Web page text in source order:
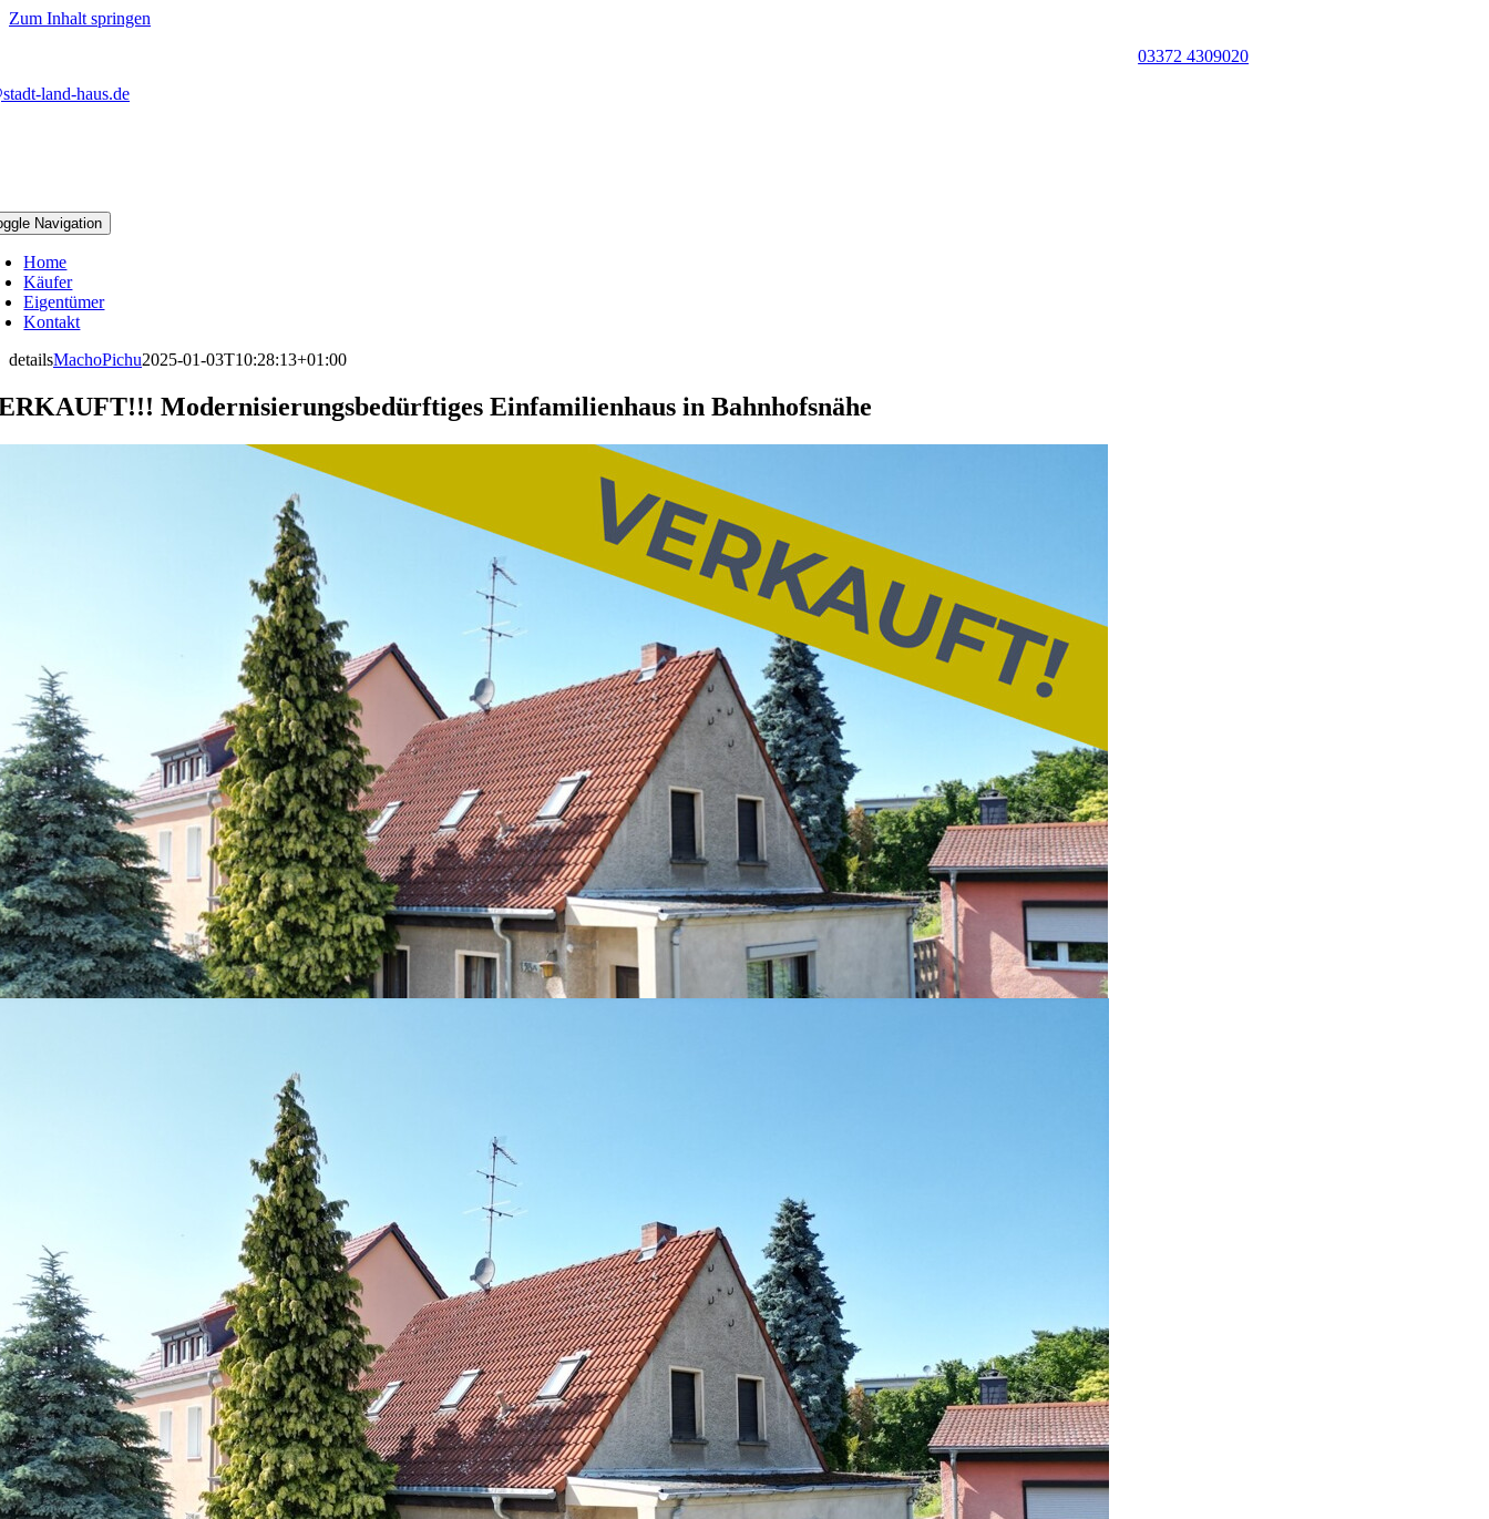
Zum Inhalt springen
03372 4309020
land-haus.de
Navigation
Home
Käufer
Eigentümer
Kontakt
detailsMachoPichu2025-01-03T10:28:13+01:00
Modernisierungsbedürftiges Einfamilienhaus in Bahnhofsnähe